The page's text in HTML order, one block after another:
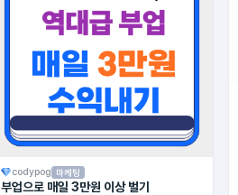
codypog 마케팅
부업으로 매일 3만원 이상 벌기